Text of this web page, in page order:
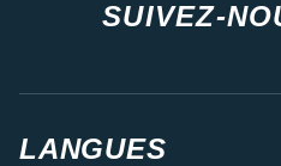
SUIVEZ-
LANGUES